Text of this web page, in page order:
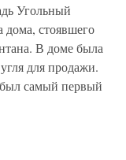
Угольный
дома, стоявшего
В доме была
для продажи.
самый первый